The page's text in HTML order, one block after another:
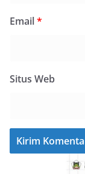
Email*
Situs Web